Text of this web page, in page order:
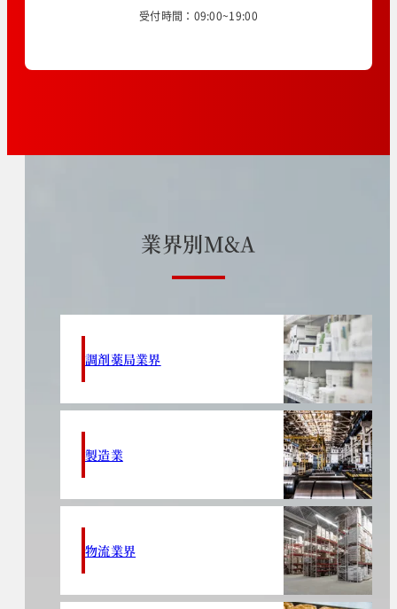
受付時間：09:00~19:00
業界別M&A
調剤薬局業界
製造業
物流業界